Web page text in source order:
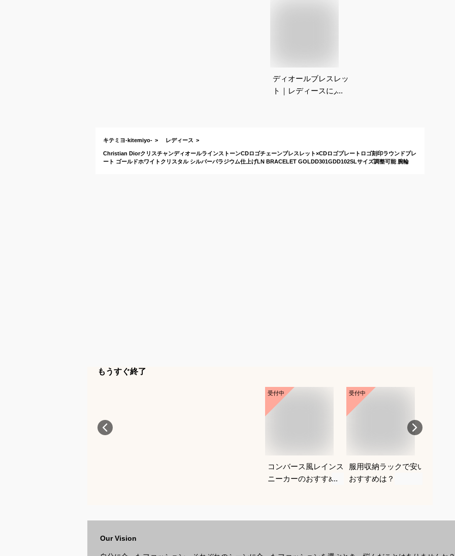
ディオールブレスレッ
ト｜レディースに人
キテミヨ-kitemiyo- レディース
Christian DiorクリスチャンディオールラインストーンCDロゴチェーンブレスレット×CDロゴプレートロゴ刻印ラウンドプレ
ート ゴールドホワイトクリスタル シルバーパラジウム仕上げLN BRACELET GOLDD301GDD102SLサイズ調整可能 腕輪
もうすぐ終了
受付中
コンバース風レインス
ニーカーのおすすめ
受付中
服用収納ラックで安い
おすすめは？
Our Vision